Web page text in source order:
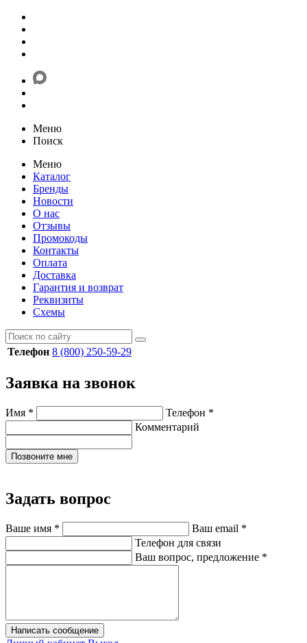
Меню
Поиск
Меню
Каталог
Бренды
Новости
О нас
Отзывы
Промокоды
Контакты
Оплата
Доставка
Гарантия и возврат
Реквизиты
Схемы
Телефон 8 (800) 250-59-29
Заявка на звонок
Имя * Телефон *
Комментарий
Позвоните мне
Задать вопрос
Ваше имя * Ваш email *
Телефон для связи
Ваш вопрос, предложение *
Написать сообщение